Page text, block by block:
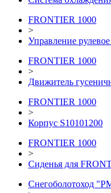
FRONTIER 1000
>
Управление
FRONTIER 1000
>
Движитель
FRONTIER 1000
>
Корпус S10101200
FRONTIER 1000
>
Сиденья для
Снегоболотоход